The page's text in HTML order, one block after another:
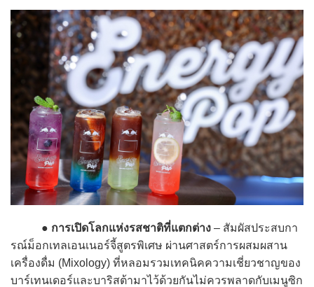
● การเปิดโลกแห่งรสชาติที่แตกต่าง – สัมผัสประสบกา
รณ์ม็อกเทลเอนเนอร์จี้สูตรพิเศษ ผ่านศาสตร์การผสมผสาน
เครื่องดื่ม (Mixology) ที่หลอมรวมเทคนิคความเชี่ยวชาญของ
บาร์เทนเดอร์และบาริสต้ามาไว้ด้วยกันไม่ควรพลาดกับเมนูซิก